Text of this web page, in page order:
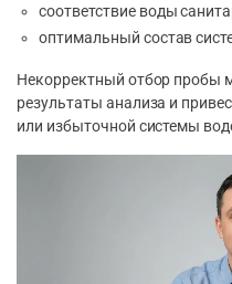
соответствие воды
оптимальный состав
Некорректный отбор пробы
результаты анализа и
или избыточной системы